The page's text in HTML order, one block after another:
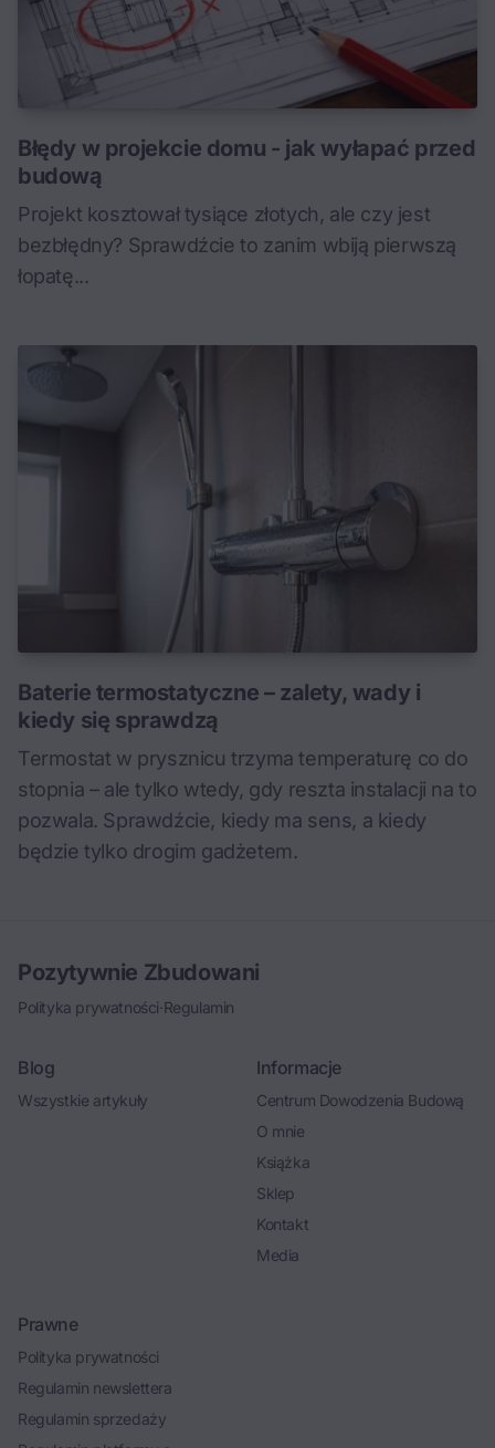
Błędy w projekcie domu - jak wyłapać przed
budową
Projekt kosztował tysiące złotych, ale czy jest
bezbłędny? Sprawdźcie to zanim wbiją pierwszą
łopatę...
Baterie termostatyczne – zalety, wady i
kiedy się sprawdzą
Termostat w prysznicu trzyma temperaturę co do
stopnia – ale tylko wtedy, gdy reszta instalacji na to
pozwala. Sprawdźcie, kiedy ma sens, a kiedy
będzie tylko drogim gadżetem.
Pozytywnie Zbudowani
Polityka prywatności·Regulamin
Blog
Wszystkie artykuły
Informacje
Centrum Dowodzenia Budową
O mnie
Książka
Sklep
Kontakt
Media
Prawne
Polityka prywatności
Regulamin newslettera
Regulamin sprzedaży